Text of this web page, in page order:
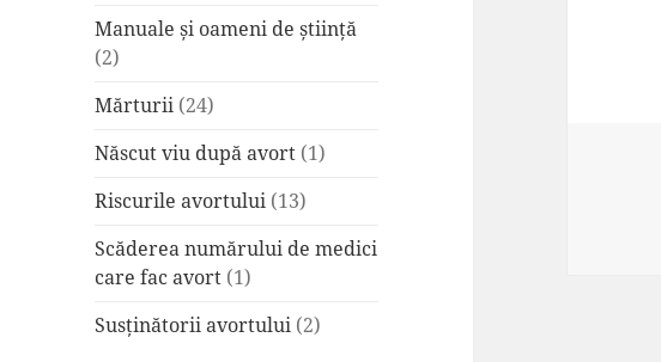
Manuale și oameni de știință
(2)
Mărturii (24)
Născut viu după avort (1)
Riscurile avortului (13)
Scăderea numărului de medici
care fac avort (1)
Susținătorii avortului (2)